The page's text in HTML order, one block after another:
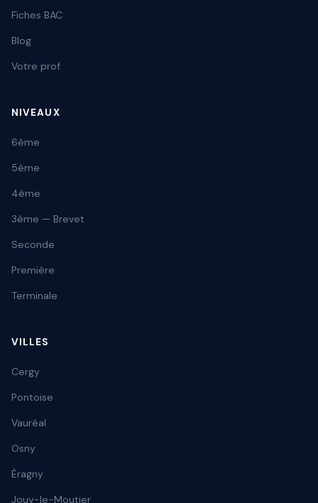
Fiches BAC
Blog
Votre prof
NIVEAUX
6ème
5ème
4ème
3ème — Brevet
Seconde
Première
Terminale
VILLES
Cergy
Pontoise
Vauréal
Osny
Éragny
Jouy-le-Moutier